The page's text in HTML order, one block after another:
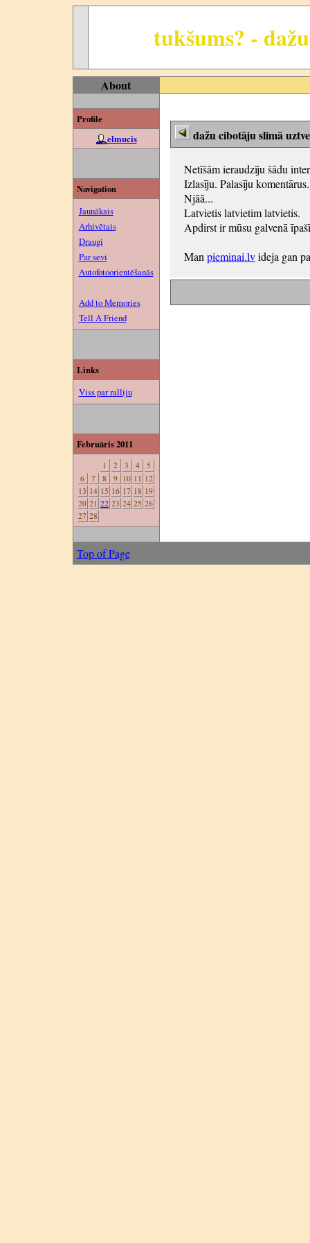
tukšums? -
About
Profile
elmucis
Navigation
Jaunākais
Arhivētais
Draugi
Par sevi
Autofotoorientēšanās
Add to Memories
Tell A Friend
Links
Viss par ralliju
Februāris 2011
1 2 3 4
5
6
7 8 9 10 11 12
13 14 15 16 17 18 19
20 21 22 23 24 25 26
27 28
dažu cibotāju slimā
Netīšām ieraudzīju šādu
Izlasīju. Palasīju
Njāā...
Latvietis latvietim latvietis.
Apdirst ir mūsu galvenā
Man pieminai.lvideja gan
Top of Page